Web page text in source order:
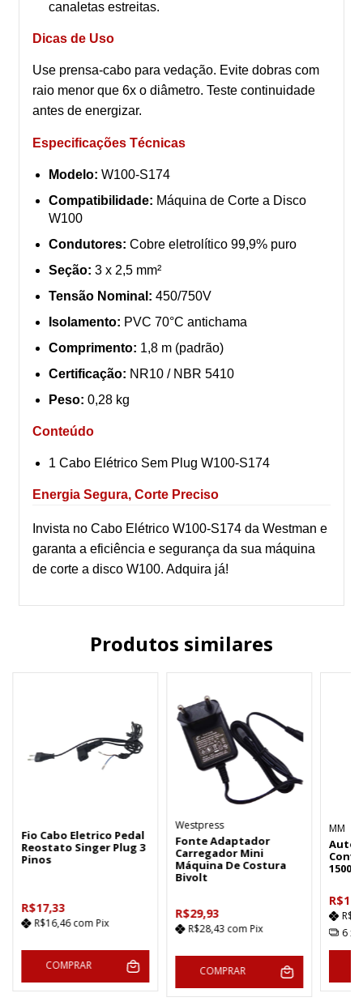
canaletas estreitas.
Dicas de Uso
Use prensa-cabo para vedação. Evite dobras com
raio menor que 6x o diâmetro. Teste continuidade
antes de energizar.
Especificações Técnicas
Modelo: W100-S174
Compatibilidade: Máquina de Corte a Disco
W100
Condutores: Cobre eletrolítico 99,9% puro
Seção: 3 x 2,5 mm²
Tensão Nominal: 450/750V
Isolamento: PVC 70°C antichama
Comprimento: 1,8 m (padrão)
Certificação: NR10 / NBR 5410
Peso: 0,28 kg
Conteúdo
1 Cabo Elétrico Sem Plug W100-S174
Energia Segura, Corte Preciso
Invista no Cabo Elétrico W100-S174 da Westman e
garanta a eficiência e segurança da sua máquina
de corte a disco W100. Adquira já!
Produtos similares
Fio Cabo Eletrico Pedal
Reostato Singer Plug 3
Pinos
R$17,33
R$16,46com Pix
COMPRAR
Westpress
Fonte Adaptador
Carregador Mini
Máquina De Costura
Bivolt
R$29,93
R$28,43 com Pix
COMPRAR
MM
Auto
6 x